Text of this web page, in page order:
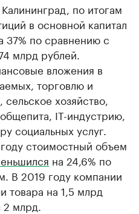
по итогам
в основной капитал
37% по сравнению с
млрд рублей.
вложения в
торговлю и
хозяйство,
IT-индустрию,
социальных услуг.
стоимостный объем
на 24,6% по
В 2019 году компании
товара на 1,5 млрд
млрд.